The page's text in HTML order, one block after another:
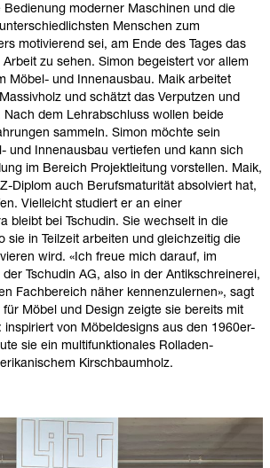
Bedienung moderner Maschinen und die
Menschen zum
motivierend sei, am Ende des Tages das
zu sehen. Simon begeistert vor allem
Möbel- und Innenausbau. Maik arbeitet
und schätzt das Verputzen und
Nach dem Lehrabschluss wollen beide
sammeln. Simon möchte sein
und Innenausbau vertiefen und kann sich
im Bereich Projektleitung vorstellen. Maik,
Diplom auch Berufsmaturität absolviert hat,
Vielleicht studiert er an einer
bleibt bei Tschudin. Sie wechselt in die
sie in Teilzeit arbeiten und gleichzeitig die
wird. «Ich freue mich darauf, im
Tschudin AG, also in der Antikschreinerei,
Fachbereich näher kennenzulernen», sagt
Möbel und Design zeigte sie bereits mit
inspiriert von Möbeldesigns aus den 1960er-
sie ein multifunktionales Rolladen-
Kirschbaumholz.